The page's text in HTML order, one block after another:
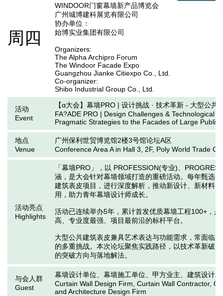
周四
WINDOOR门窗幕墙新产品博览会
广州城博建科展览有限公司
协办单位：
始博实业集团有限公司
Organizers:
The Alpha Archipro Forum
The Windoor Facade Expo
Guangzhou Jianke Citiexpo Co., Ltd.
Co-organizer:
Shibo Industrial Group Co., Ltd.
活动
Event
【α大会】幕墙PRO | 设计挑战 · 技术革新 - 大型公共
FA?ADE PRO | Design Challenges & Technological
Pragmatic Strategies to the Facades of Large Public
地点
Venue
广州保利世贸博览馆2楼3号馆论坛A区
Conference Area A in Hall 3, 2F, Poly World Trade
活动亮点
Highlights
「幕墙PRO」，以 PROFESSION(专业)、
涵，是大会针对幕墙领域打造的重磅活动。每年甄选
建筑表皮项目，进行深度解析，推动新设计、新材料
用，助力青年幕墙设计师成长。
活动已连续举办5年，累计首发优质幕墙工程100+，
高、专业度最强、项目最前沿的标杆平台。
大型公共建筑表皮兼具艺术表达与功能需求，常面临
的多重挑战。本次论坛聚焦实践路径，以技术革新破
的突破方向与落地解法。
与会人群
Guest
幕墙设计单位、幕墙施工单位、甲方业主、建筑设计
Curtain Wall Design Firm, Curtain Wall Contractor,
and Architecture Design Firm